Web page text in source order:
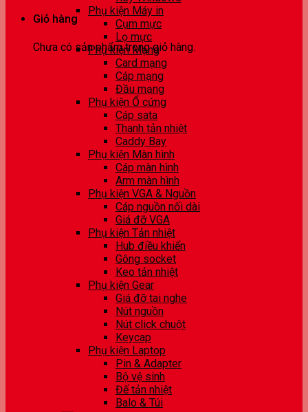
Giỏ hàng
Chưa có sản phẩm trong giỏ hàng.
Phụ kiện Máy in
Cụm mực
Lọ mực
Phụ kiện Mạng
Card mạng
Cáp mạng
Đầu mạng
Phụ kiện Ổ cứng
Cáp sata
Thanh tản nhiệt
Caddy Bay
Phụ kiện Màn hình
Cáp màn hình
Arm màn hình
Phụ kiện VGA & Nguồn
Cáp nguồn nối dài
Giá đỡ VGA
Phụ kiện Tản nhiệt
Hub điều khiển
Gông socket
Keo tản nhiệt
Phụ kiện Gear
Giá đỡ tai nghe
Nút nguồn
Nút click chuột
Keycap
Phụ kiện Laptop
Pin & Adapter
Bộ vệ sinh
Đế tản nhiệt
Balo & Túi